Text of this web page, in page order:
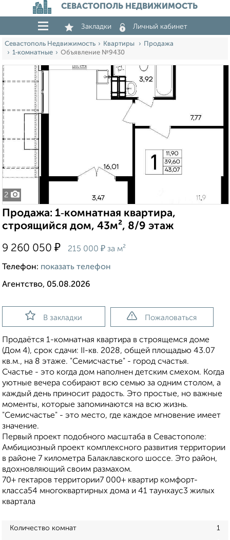
СЕВАСТОПОЛЬ НЕДВИЖИМОСТЬ
Закладки Личный кабинет
Севастополь Недвижимость Квартиры
Продажа
1‑комнатные
Объявление №9430
2
Продажа: 1‑комнатная квартира,
строящийся дом, 43м², 8/9 этаж
9 260 050 ₽ 215 000 ₽ за м²
Телефон: показать телефон
Агентство, 05.08.2026
В закладки Пожаловаться
Продаётся 1-комнатная квартира в строящемся доме
(Дом 4), срок сдачи: II-кв. 2028, общей площадью 43.07
кв.м., на 8 этаже. "Семисчастье" - город счастья.
Счастье - это когда дом наполнен детским смехом. Когда
уютные вечера собирают всю семью за одним столом, а
каждый день приносит радость. Это простые, но важные
моменты, которые запоминаются на всю жизнь.
"Семисчастье" - это место, где каждое мгновение имеет
значение.
Первый проект подобного масштаба в Севастополе:
Амбициозный проект комплексного развития территории
в районе 7 километра Балаклавского шоссе. Это район,
вдохновляющий своим размахом.
70+ гектаров территории7 000+ квартир комфорт-
класса54 многоквартирных дома и 41 таунхаус3 жилых
квартала
Количество комнат 1